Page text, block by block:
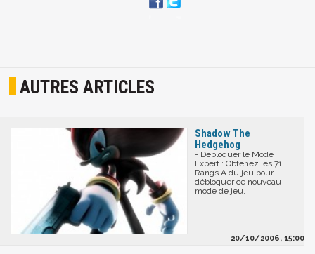
AUTRES ARTICLES
Shadow The
Hedgehog
- Débloquer le Mode
Expert : Obtenez les 71
Rangs A du jeu pour
débloquer ce nouveau
mode de jeu.
20/10/2006, 15:00